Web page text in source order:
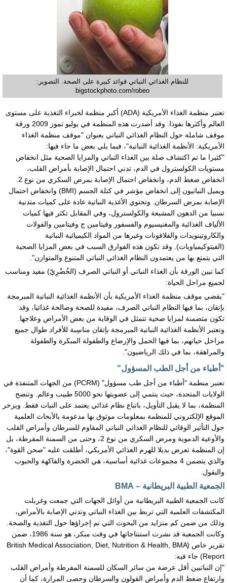
للنظام الغذائي النباتي فوائد كبيرة على الصحة. التصوير:
bigstockphoto.com/robeo
تعتبر منظمة الغذاء الأمريكية (ADA) أكبر منظمة لخبراء التغذية على مستوى
العالم وأكثرها نفوذا. وقد أصدرت هذه المنظمة في يوليو تموز 2009 ورقة
موقف شاملة حول النظام الغذائي النباتي بعنوان "موقف منظمة الغذاء
الأمريكية: الأنظمة الغذائية النباتية"، فيما يلي بعض ما جاء فيها:
"كثيرا ما تم اكتشاف صلة بين الغذاء النباتي والمزايا الصحية مثل انخفاض
مستويات الكولسترول في الدم، تدني احتمال الإصابة بأمراض القلب،
ويميل النباتيون إلى انخفاض مؤشر في كتلة الجسم (BMI) وانخفاض احتمال
الإصابة بمرض السرطان. وتحتوي الأغذية النباتية عادة على كميات متدنية
نسبيا من الدهون المشبعة والكولسترول، وفي المقابل تكثر فيها كميات
الألياف الغذائية والمغنيسيوم والفسفور وفيتامين ج وفيتامين والفولات
والكاروتينويدات والفلافونات وغيرها من المواد الكيميائية النباتية
(الفيتوكيمياويات). وقد تكون هذه الفوارق السبب في بعض المزايا الصحية
التي يتمتع بها من يعتمدون النظام الغذائي النباتي المتنوع والمتوازن".
كما تبين الورقة بأن الغذاء النباتي أو النباتي الصرف (الخُضْرِيّ) مفيد ومناسب
لجميع مراحل الحياة:
"يقضي موقف منظمة الغذاء الأمريكية بأن الأنظمة الغذائية النباتية المبرمجة
بإتقان، بما فيها النظام النباتي الصرف، مفيدة للصحة وصالحة غذائيا، وقد
تكون متضمنة لمزايا صحية تتمثل في الوقاية من بعض الأمراض وعلاجها.
وتعتبر الأنظمة الغذائية النباتية المبرمجة بإتقان مناسِبة للأفراد طوال جميع
مراحل حياتهم، بما فيها الحمل والإرضاع والطفولة المبكرة والطفولة
والمراهقة، بما في ذلك الرياضيون".
"أطباء من أجل الطب المسؤول"
تعتبر منظمة "أطباء من أجل طب مسؤول" (PCRM) من الجهات المتنفذة في
الولايات المتحدة، حيث ينتمي إلى عضويتها نحو 5000 طبيب وعالم. وتنصح
المنظمة، بما لا يقبل التأويل، باتباع نظام غذائي يعتمد على النبات فقط. ويزخر
الموقع الإلكتروني للمنظمة بمعلومات موثوق بها مدعومة بالأبحاث العلمية
حول التأثير الوقائي للنظام الغذائي النباتي المقاوم للسرطان وأمراض القلب
والأوعية الدموية ومرض السكري من نوع 2، وحتى من السمنة المفرطة، بل
إن المنظمة تعرض بديلا للهرم الغذائي الأمريكي، أطلقت عليه "صحن القوة"،
والذي يتضمن 4 مجموعات غذائية أساسية، هي الخضرة والفاكهة والحبوب
والبقول.
الجمعية الطبية البريطانية – BMA
كانت الجمعية الطبية البريطانية من أوائل الجهات التي جمعت وغربلت
المكتشفات العلمية التي تربط بين الغذاء النباتي وتدني الإصابة بالأمراض،
وذلك من ضمن كم متزايد من البحوث التي تم إجراؤها حول التغذية والصحة.
وكانت الجمعية قد نشرت استنتاجاتها في وقت مبكر، هو سنة 1986، ضمن
تقرير خاص (British Medical Association, Diet, Nutrition & Health, BMA
Report) جاء فيه:
"إن النباتيين أقل عرضة من سائر السكان للسمنة المفرطة وأمراض القلب
وارتفاع ضغط الدم وأمراض القولون والسرطان وحصى المرارة، كما أن